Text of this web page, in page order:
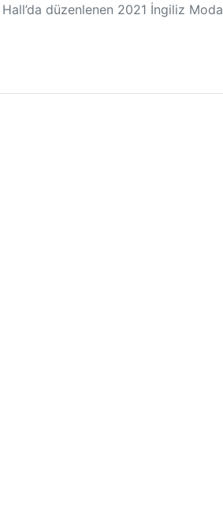
düzenlenen 2021 İngiliz Moda